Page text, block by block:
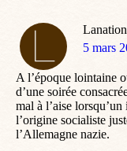
Lanation
dit
5 mars
A l’époque lointaine
d’une soirée
mal à l’aise
l’origine socialiste
l’Allemagne nazie.